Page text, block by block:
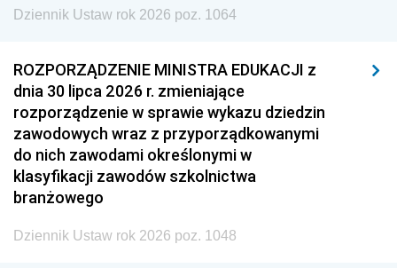
Dziennik Ustaw rok 2026 poz. 1064
ROZPORZĄDZENIE MINISTRA EDUKACJI z
dnia 30 lipca 2026 r. zmieniające
rozporządzenie w sprawie wykazu dziedzin
zawodowych wraz z przyporządkowanymi
do nich zawodami określonymi w
klasyfikacji zawodów szkolnictwa
branżowego
Dziennik Ustaw rok 2026 poz. 1048